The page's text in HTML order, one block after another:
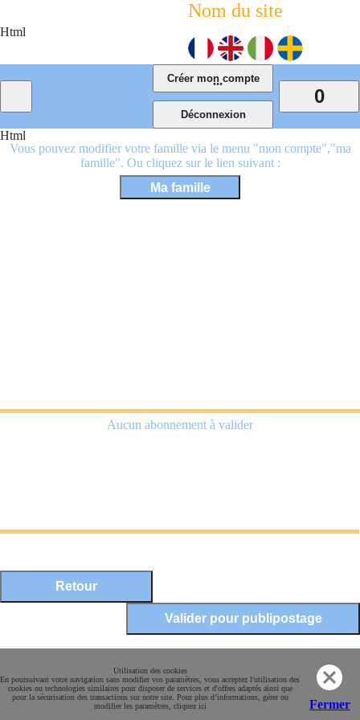
Html
Nom du site
Html
0
...
Vous pouvez modifier votre famille via le menu "mon compte","ma
famille". Ou cliquez sur le lien suivant :
Aucun abonnement à valider
Utilisation des cookies
En poursuivant votre navigation sans modifier vos paramètres, vous acceptez l'utilisation des
cookies ou technologies similaires pour disposer de services et d'offres adaptés ainsi que
pour la sécurisation des transactions sur notre site. Pour plus d’informations, gérer ou
modifier les paramètres, cliquez ici
Fermer
Paiement sécurisé
Conditions Générales de Vente